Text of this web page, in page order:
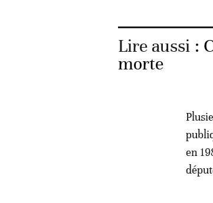
Lire aussi :
morte
en